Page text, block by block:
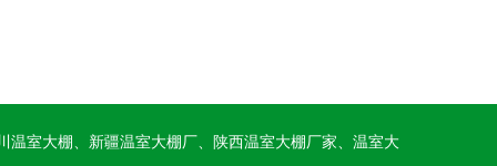
室大棚、新疆温室大棚厂、陕西温室大棚厂家、温室大